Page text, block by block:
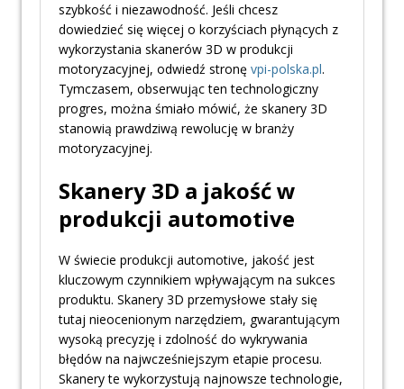
szybkość i niezawodność. Jeśli chcesz
dowiedzieć się więcej o korzyściach płynących z
wykorzystania skanerów 3D w produkcji
motoryzacyjnej, odwiedź stronę vpi-polska.pl.
Tymczasem, obserwując ten technologiczny
progres, można śmiało mówić, że skanery 3D
stanowią prawdziwą rewolucję w branży
motoryzacyjnej.
Skanery 3D a jakość w
produkcji automotive
W świecie produkcji automotive, jakość jest
kluczowym czynnikiem wpływającym na sukces
produktu. Skanery 3D przemysłowe stały się
tutaj nieocenionym narzędziem, gwarantującym
wysoką precyzję i zdolność do wykrywania
błędów na najwcześniejszym etapie procesu.
Skanery te wykorzystują najnowsze technologie,